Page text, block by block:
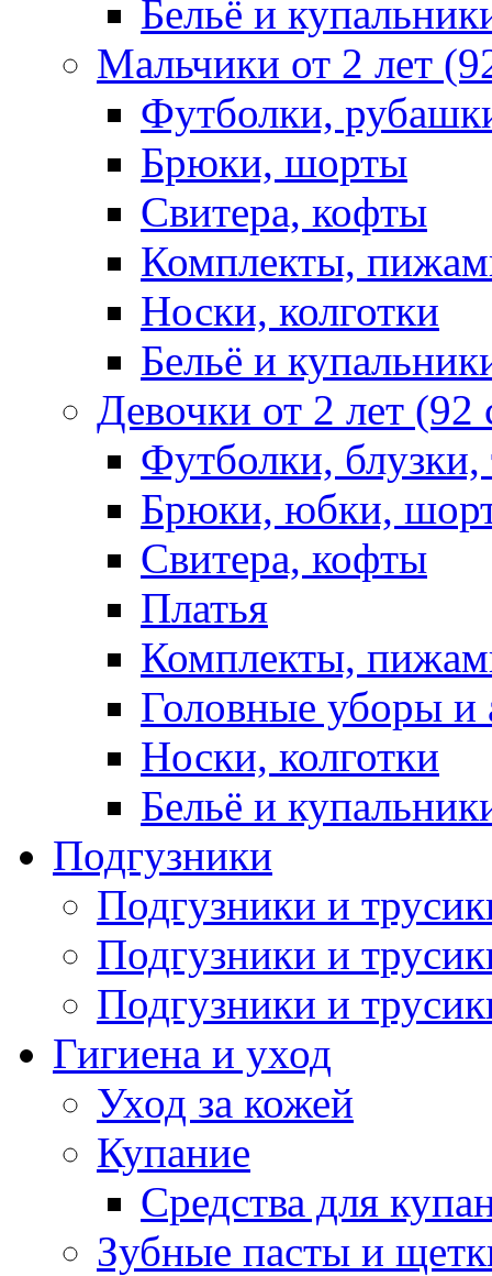
Бельё и
Мальчики от 2 лет
Футболки,
Брюки, шорты
Свитера, кофты
Комплекты,
Носки, колготки
Бельё и
Девочки от 2 лет
Футболки,
Брюки, юбки,
Свитера, кофты
Платья
Комплекты,
Головные уборы и
Носки, колготки
Бельё и
Подгузники
Подгузники и
Подгузники и
Подгузники и
Гигиена и уход
Уход за кожей
Купание
Средства для
Зубные пасты и